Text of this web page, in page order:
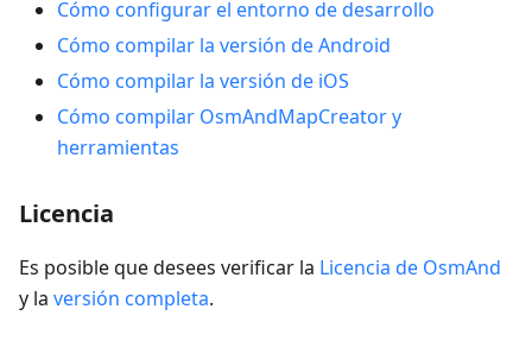
Cómo configurar el entorno de desarrollo
Cómo compilar la versión de Android
Cómo compilar la versión de iOS
Cómo compilar OsmAndMapCreator y
herramientas
Licencia
Es posible que desees verificar la Licencia de OsmAnd
y la versión completa.